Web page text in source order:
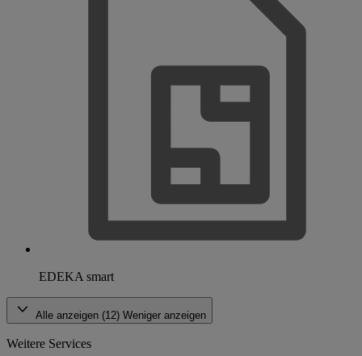
EDEKA smart
Alle anzeigen (12) Weniger anzeigen
Weitere Services